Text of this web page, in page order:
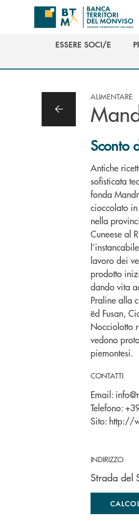
Salta al contenuto principale
ESSERE SOCI/E
ALIMENTARE
Sconto
Antiche
sofisticata
fonda
cioccolato in
nella
Cuneese al
lavoro dei
prodotto
dando vita
Praline alla
ëd Fusan,
Nocciolotto
vedono
piemontesi.
CONTATTI
Email:
Telefono:
Sito: http://
INDIRIZZO
Strada del